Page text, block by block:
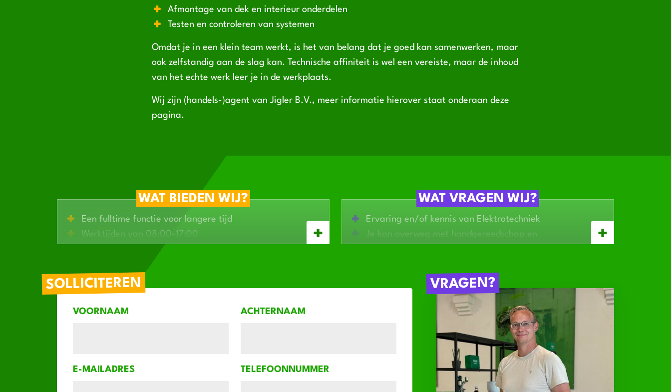
Afmontage van dek en interieur onderdelen
Testen en controleren van systemen
Omdat je in een klein team werkt, is het van belang dat je goed kan samenwerken, maar
ook zelfstandig aan de slag kan. Technische affiniteit is wel een vereiste, maar de inhoud
van het echte werk leer je in de werkplaats.
Wij zijn (handels-)agent van Jigler B.V., meer informatie hierover staat onderaan deze
pagina.
WAT BIEDEN WIJ?
Een fulltime functie voor langere tijd
Werktijden van 08:00-17:00
Salaris van €15,74 - €18,58 afhankelijk van je ervaring
Je werkt aan unieke projecten en producten
Doorgroeikansen in dit snel groeiende bedrijf
WAT VRAGEN WIJ?
Ervaring en/of kennis van Elektrotechniek
Je kan overweg met handgereedschap en
Een opleiding in de mechatronica of als automonteur is
SOLLICITEREN
VOORNAAM ACHTERNAAM
E-MAILADRES TELEFOONNUMMER
VRAGEN?